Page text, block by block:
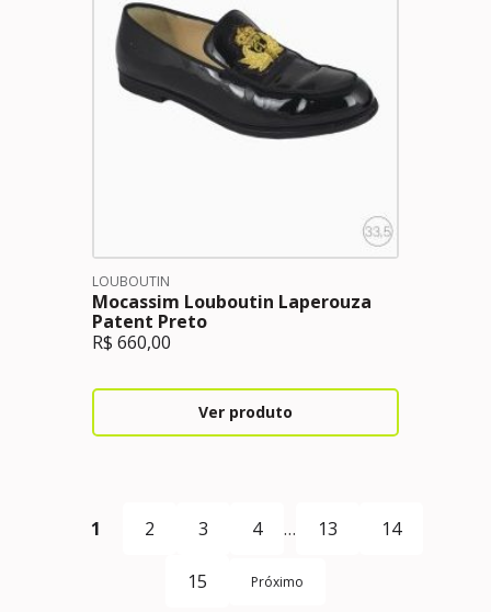
LOUBOUTIN
Mocassim Louboutin Laperouza
Patent Preto
R$ 660,00
Ver produto
1 2 3 4 … 13 14
15 Próximo